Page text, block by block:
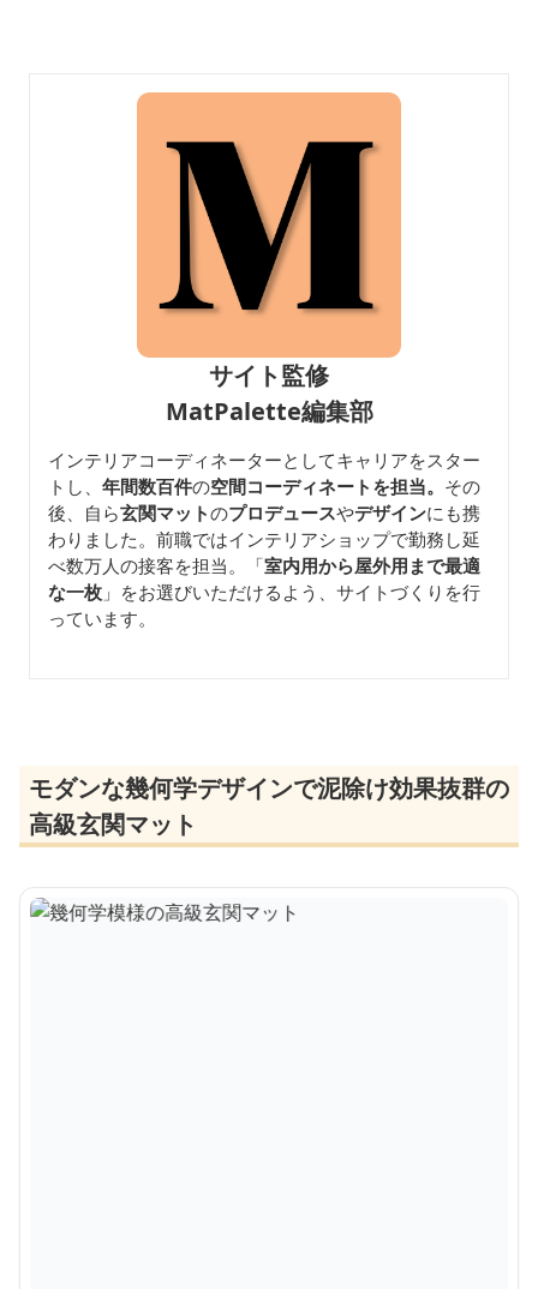
サイト監修
MatPalette編集部
インテリアコーディネーターとしてキャリアをスター
トし、 年間数百件の空間コーディネートを担当。 その
後、自ら玄関マットのプロデュースやデザインにも携
わりました。前職ではインテリアショップで勤務し延
べ数万人の接客を担当。「室内用から屋外用まで最適
な一枚 」をお選びいただけるよう、サイトづくりを行
っています。
モダンな幾何学デザインで泥除け効果抜群の
高級玄関マット